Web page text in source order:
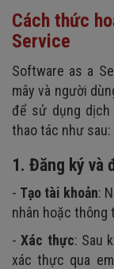
Cách thức
Service
Software as a
mây và người
để sử dụng
thao tác như sau:
1. Đăng ký và
- Tạo tài khoản:
nhân hoặc thông
-Xác thực: Sau
xác thực qua